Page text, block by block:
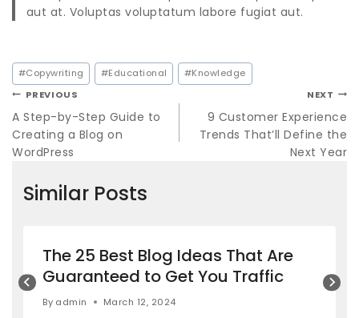
aut at. Voluptas voluptatum labore fugiat aut.
#Copywriting #Educational #Knowledge
PREVIOUS
A Step-by-Step Guide to
Creating a Blog on
WordPress
NEXT
9 Customer Experience
Trends That’ll Define the
Next Year
Similar Posts
The 25 Best Blog Ideas That Are
Guaranteed to Get You Traffic
By admin March 12, 2024